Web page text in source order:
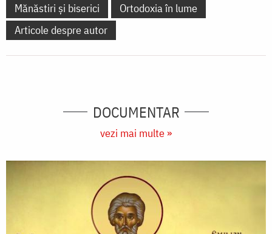
Mănăstiri și biserici
Ortodoxia în lume
Articole despre autor
DOCUMENTAR
vezi mai multe »